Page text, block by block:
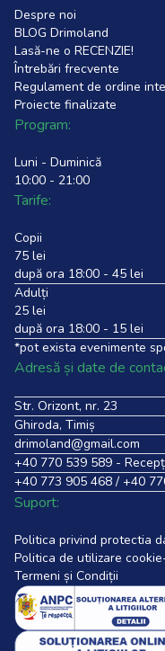
Despre noi
BLOG Drimoland
Lasă-ne o RECENZIE!
Întrebări frecvente
Regulament de ordine
Proiecte finalizate
Program:
Luni - Duminică
10:00 - 21:00
Tarife:
Copii
75 lei
după ora 18:00 - 45 lei
Adulți
25 lei
după ora 18:00 - 15 lei
*pot exista evenimente
Adresă și date de
Str. Orizont, nr. 23
Ghiroda, Timiș
drimoland@gmail.com
+40 770 539 589 -
+40 773 905 468 / +40
Suport:
Politica privind protectia
Politica de utilizare
Termeni și Condiții